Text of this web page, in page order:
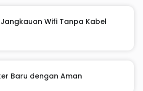
Wifi Tanpa Kabel
Baru dengan Aman